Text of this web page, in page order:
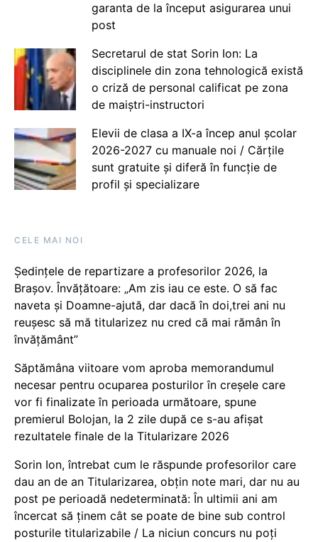
garanta de la început asigurarea unui
post
Secretarul de stat Sorin Ion: La
disciplinele din zona tehnologică există
o criză de personal calificat pe zona
de maiștri-instructori
Elevii de clasa a IX-a încep anul școlar
2026-2027 cu manuale noi / Cărțile
sunt gratuite și diferă în funcție de
profil și specializare
CELE MAI NOI
Ședințele de repartizare a profesorilor 2026, la
Brașov. Învățătoare: „Am zis iau ce este. O să fac
naveta și Doamne-ajută, dar dacă în doi,trei ani nu
reușesc să mă titularizez nu cred că mai rămân în
învățământ”
Săptămâna viitoare vom aproba memorandumul
necesar pentru ocuparea posturilor în creșele care
vor fi finalizate în perioada următoare, spune
premierul Bolojan, la 2 zile după ce s-au afișat
rezultatele finale de la Titularizare 2026
Sorin Ion, întrebat cum le răspunde profesorilor care
dau an de an Titularizarea, obțin note mari, dar nu au
post pe perioadă nedeterminată: În ultimii ani am
încercat să ținem cât se poate de bine sub control
posturile titularizabile / La niciun concurs nu poți